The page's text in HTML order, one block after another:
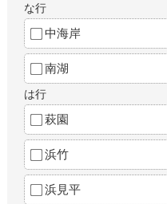
な行
中海岸
南湖
は行
萩園
浜竹
浜見平